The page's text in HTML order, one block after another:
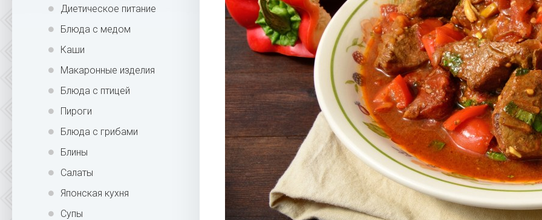
Диетическое питание
Блюда с медом
Каши
Макаронные изделия
Блюда с птицей
Пироги
Блюда с грибами
Блины
Салаты
Японская кухня
Супы